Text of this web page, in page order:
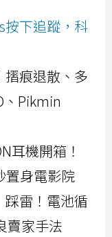
按下追蹤，科
摺痕退散、多
、Pikmin
耳機開箱！
置身電影院
雷！電池循
賣家手法